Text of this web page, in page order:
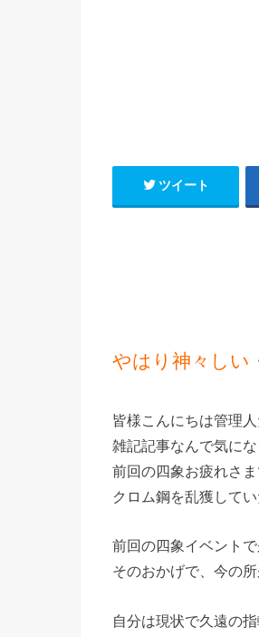
ツイート
やはり神々しい
皆様こんにちは管理
雑記記事なんで気に
前回の四象お疲れさま
クロム鋼を乱獲して
前回の四象イベント
そのおかげで、今の
自分は現状で久遠の